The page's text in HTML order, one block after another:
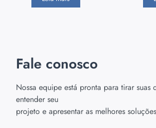
Fale conosco
Nossa equipe está pronta para tirar suas
entender seu
projeto e apresentar as melhores